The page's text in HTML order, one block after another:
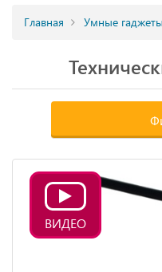
Главная Умные гаджеты
ВИДЕО